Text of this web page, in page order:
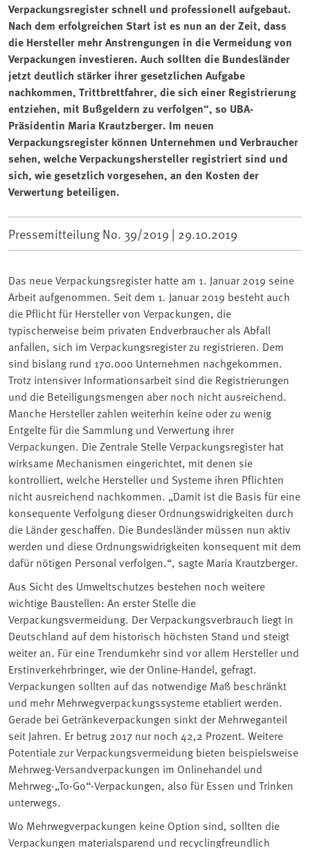
Verpackungsregister schnell und professionell aufgebaut.
Nach dem erfolgreichen Start ist es nun an der Zeit, dass
die Hersteller mehr Anstrengungen in die Vermeidung von
Verpackungen investieren. Auch sollten die Bundesländer
jetzt deutlich stärker ihrer gesetzlichen Aufgabe
nachkommen, Trittbrettfahrer, die sich einer Registrierung
entziehen, mit Bußgeldern zu verfolgen“, so UBA-
Präsidentin Maria Krautzberger. Im neuen
Verpackungsregister können Unternehmen und Verbraucher
sehen, welche Verpackungshersteller registriert sind und
sich, wie gesetzlich vorgesehen, an den Kosten der
Verwertung beteiligen.
Pressemitteilung No. 39/2019 | 29.10.2019
Das neue Verpackungsregister hatte am 1. Januar 2019 seine
Arbeit aufgenommen. Seit dem 1. Januar 2019 besteht auch
die Pflicht für Hersteller von Verpackungen, die
typischerweise beim privaten Endverbraucher als Abfall
anfallen, sich im Verpackungsregister zu registrieren. Dem
sind bislang rund 170.000 Unternehmen nachgekommen.
Trotz intensiver Informationsarbeit sind die Registrierungen
und die Beteiligungsmengen aber noch nicht ausreichend.
Manche Hersteller zahlen weiterhin keine oder zu wenig
Entgelte für die Sammlung und Verwertung ihrer
Verpackungen. Die Zentrale Stelle Verpackungsregister hat
wirksame Mechanismen eingerichtet, mit denen sie
kontrolliert, welche Hersteller und Systeme ihren Pflichten
nicht ausreichend nachkommen. „Damit ist die Basis für eine
konsequente Verfolgung dieser Ordnungswidrigkeiten durch
die Länder geschaffen. Die Bundesländer müssen nun aktiv
werden und diese Ordnungswidrigkeiten konsequent mit dem
dafür nötigen Personal verfolgen.“, sagte Maria Krautzberger.
Aus Sicht des Umweltschutzes bestehen noch weitere
wichtige Baustellen: An erster Stelle die
Verpackungsvermeidung. Der Verpackungsverbrauch liegt in
Deutschland auf dem historisch höchsten Stand und steigt
weiter an. Für eine Trendumkehr sind vor allem Hersteller und
Erstinverkehrbringer, wie der Online-Handel, gefragt.
Verpackungen sollten auf das notwendige Maß beschränkt
und mehr Mehrwegverpackungssysteme etabliert werden.
Gerade bei Getränkeverpackungen sinkt der Mehrweganteil
seit Jahren. Er betrug 2017 nur noch 42,2 Prozent. Weitere
Potentiale zur Verpackungsvermeidung bieten beispielsweise
Mehrweg-Versandverpackungen im Onlinehandel und
Mehrweg-„To-Go“-Verpackungen, also für Essen und Trinken
unterwegs.
Wo Mehrwegverpackungen keine Option sind, sollten die
Verpackungen materialsparend und recyclingfreundlich